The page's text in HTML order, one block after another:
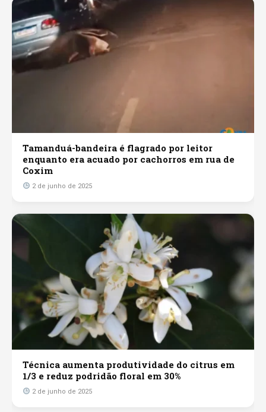
Tamanduá-bandeira é flagrado por leitor
enquanto era acuado por cachorros em rua de
Coxim
2 de junho de 2025
Técnica aumenta produtividade do citrus em
1/3 e reduz podridão floral em 30%
2 de junho de 2025